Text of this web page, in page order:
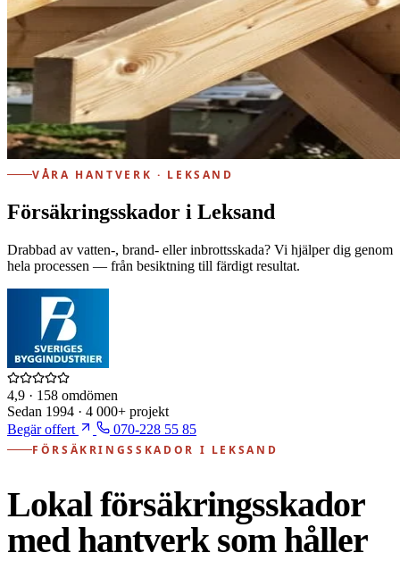
VÅRA HANTVERK · LEKSAND
Försäkringsskador i Leksand
Drabbad av vatten-, brand- eller inbrottsskada? Vi hjälper dig genom
hela processen — från besiktning till färdigt resultat.
4,9 · 158 omdömen
Sedan 1994 · 4 000+ projekt
Begär offert
070-228 55 85
FÖRSÄKRINGSSKADOR I LEKSAND
Lokal försäkringsskador
med hantverk som håller